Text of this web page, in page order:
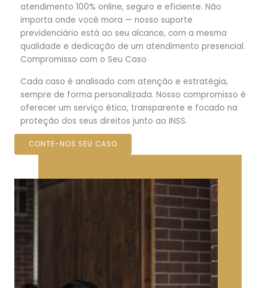
atendimento 100% online, seguro e eficiente. Não
importa onde você mora — nosso suporte
previdenciário está ao seu alcance, com a mesma
qualidade e dedicação de um atendimento presencial.
Compromisso com o Seu Caso
Cada caso é analisado com atenção e estratégia,
sempre de forma personalizada. Nosso compromisso é
oferecer um serviço ético, transparente e focado na
proteção dos seus direitos junto ao INSS.
CONTE-NOS SEU CASO